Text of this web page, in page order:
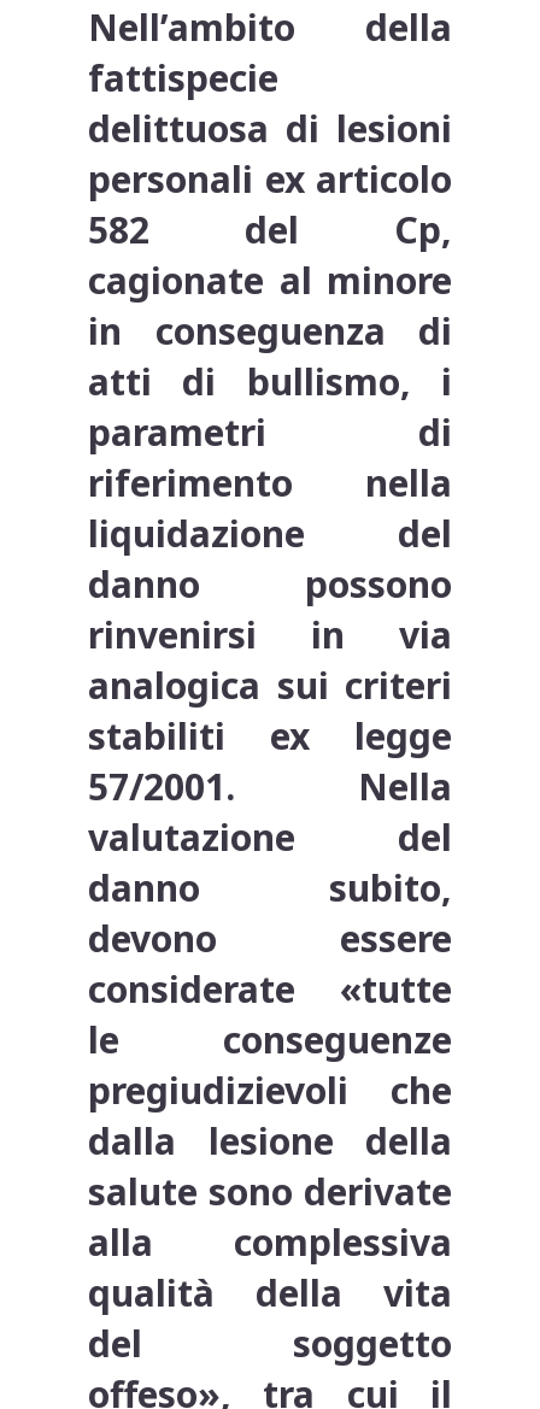
Nell’ambito della
fattispecie
delittuosa di lesioni
personali ex articolo
582 del Cp,
cagionate al minore
in conseguenza di
atti di bullismo, i
parametri di
riferimento nella
liquidazione del
danno possono
rinvenirsi in via
analogica sui criteri
stabiliti ex legge
57/2001. Nella
valutazione del
danno subito,
devono essere
considerate «tutte
le conseguenze
pregiudizievoli che
dalla lesione della
salute sono derivate
alla complessiva
qualità della vita
del soggetto
offeso», tra cui il